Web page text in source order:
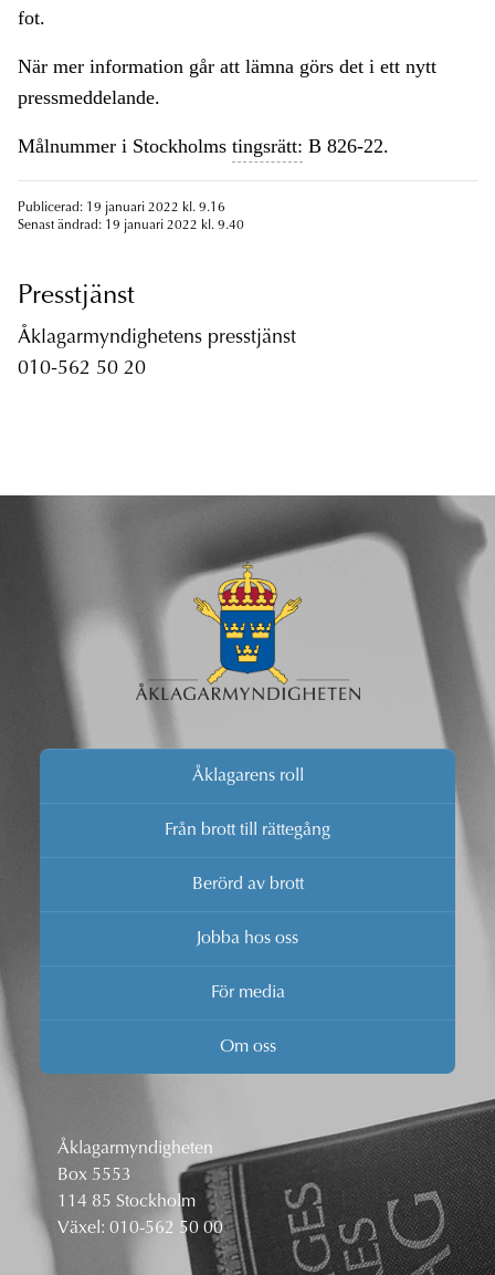
fot.
När mer information går att lämna görs det i ett nytt
pressmeddelande.
Målnummer i Stockholms tingsrätt: B 826-22.
Publicerad: 19 januari 2022 kl. 9.16
Senast ändrad: 19 januari 2022 kl. 9.40
Presstjänst
Åklagarmyndighetens presstjänst
010-562 50 20
Åklagarens roll
Från brott till rättegång
Berörd av brott
Jobba hos oss
För media
Om oss
Åklagarmyndigheten
Box 5553
114 85 Stockholm
Växel: 010-562 50 00